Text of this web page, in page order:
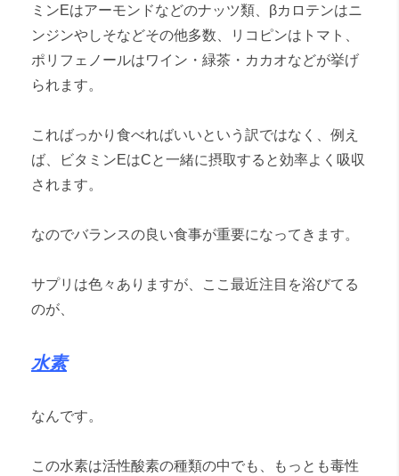
ミンEはアーモンドなどのナッツ類、βカロテンはニ
ンジンやしそなどその他多数、リコピンはトマト、
ポリフェノールはワイン・緑茶・カカオなどが挙げ
られます。
こればっかり食べればいいという訳ではなく、例え
ば、ビタミンEはCと一緒に摂取すると効率よく吸収
されます。
なのでバランスの良い食事が重要になってきます。
サプリは色々ありますが、ここ最近注目を浴びてる
のが、
水素
なんです。
この水素は活性酸素の種類の中でも、もっとも毒性